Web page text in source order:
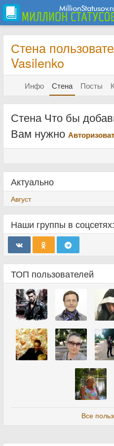
Стена
Vasilenko
Инфо Стена Посты
Стена Что бы
Вам нужно
Актуально
Август
Наши группы в соцсетях:
ТОП пользователей
Все